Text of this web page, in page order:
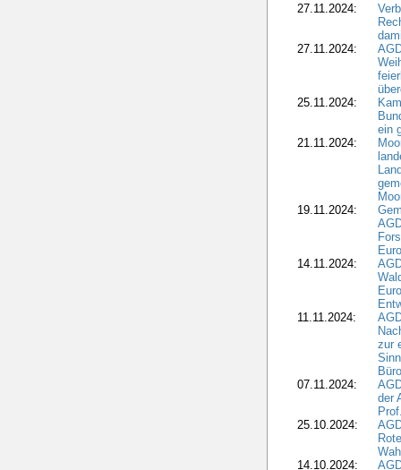
27.11.2024:
27.11.2024:
25.11.2024:
ein
21.11.2024:
19.11.2024:
14.11.2024:
11.11.2024:
zur
07.11.2024:
der
25.10.2024:
14.10.2024: